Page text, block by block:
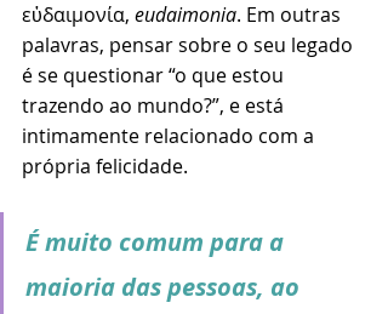
εὐδαιμονία, eudaimonia. Em outras
palavras, pensar sobre o seu legado
é se questionar “o que estou
trazendo ao mundo?”, e está
intimamente relacionado com a
própria felicidade.
É muito comum para a
maioria das pessoas, ao